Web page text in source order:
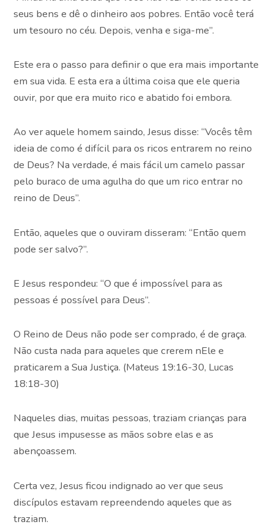
seus bens e dê o dinheiro aos pobres. Então você terá
um tesouro no céu. Depois, venha e siga-me”.
Este era o passo para definir o que era mais importante
em sua vida. E esta era a última coisa que ele queria
ouvir, por que era muito rico e abatido foi embora.
Ao ver aquele homem saindo, Jesus disse: “Vocês têm
ideia de como é difícil para os ricos entrarem no reino
de Deus? Na verdade, é mais fácil um camelo passar
pelo buraco de uma agulha do que um rico entrar no
reino de Deus”.
Então, aqueles que o ouviram disseram: “Então quem
pode ser salvo?”.
E Jesus respondeu: “O que é impossível para as
pessoas é possível para Deus”.
O Reino de Deus não pode ser comprado, é de graça.
Não custa nada para aqueles que crerem nEle e
praticarem a Sua Justiça. (Mateus 19:16-30, Lucas
18:18-30)
Naqueles dias, muitas pessoas, traziam crianças para
que Jesus impusesse as mãos sobre elas e as
abençoassem.
Certa vez, Jesus ficou indignado ao ver que seus
discípulos estavam repreendendo aqueles que as
traziam.